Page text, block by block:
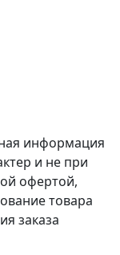
информация
и не при
офертой,
товара
заказа